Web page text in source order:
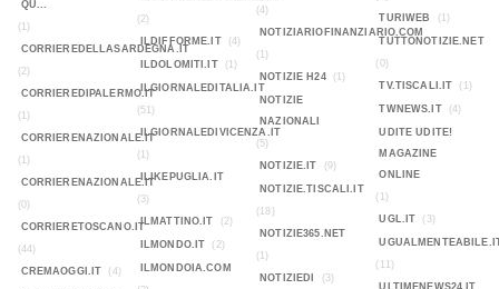
QU...
(1)
CORRIEREDELLASARDEGNA.IT
(2)
CORRIEREDIPALERMO.IT
(1)
CORRIERENAZIONALE.IT
(1)
CORRIERENAZIONALE.IT
(0)
CORRIERETOSCANO.IT
(44)
CREMAOGGI.IT
(4)
(2)
ILDIFFORME.IT
(4)
ILDOLOMITI.IT (1)
ILGIORNALEDITALIA.IT
(51)
ILGIORNALEDIVICENZA.IT
(1)
ILIKEPUGLIA.IT
(3)
ILMATTINO.IT
(2)
ILMONDO.IT (2)
ILMONDOIA.COM
(4)
NOTIZIARIOFINANZIARIO.COM
(1)
NOTIZIE H24
(1)
NOTIZIE
NAZIONALI
(5)
NOTIZIE.IT
(9)
NOTIZIE.TISCALI.IT
(18)
NOTIZIE365.NET
(1)
NOTIZIEDI
(3)
TURIWEB
(1)
TUTTONOTIZIE.NET
(0)
TV.TISCALI.IT
(1)
TWNEWS.IT (4)
UDITE UDITE!
MAGAZINE
ONLINE
(1)
UGL.IT
(3)
(11)